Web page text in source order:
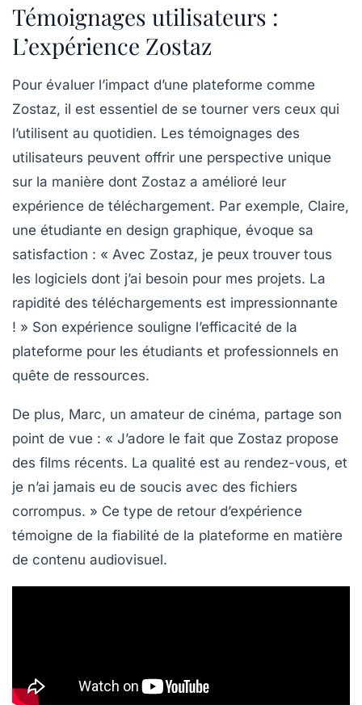
Témoignages utilisateurs :
L’expérience Zostaz
Pour évaluer l’impact d’une plateforme comme
Zostaz, il est essentiel de se tourner vers ceux qui
l’utilisent au quotidien. Les témoignages des
utilisateurs peuvent offrir une perspective unique
sur la manière dont Zostaz a amélioré leur
expérience de téléchargement. Par exemple, Claire,
une étudiante en design graphique, évoque sa
satisfaction : « Avec Zostaz, je peux trouver tous
les logiciels dont j’ai besoin pour mes projets. La
rapidité des téléchargements est impressionnante
! » Son expérience souligne l’efficacité de la
plateforme pour les étudiants et professionnels en
quête de ressources.
De plus, Marc, un amateur de cinéma, partage son
point de vue : « J’adore le fait que Zostaz propose
des films récents. La qualité est au rendez-vous, et
je n’ai jamais eu de soucis avec des fichiers
corrompus. » Ce type de retour d’expérience
témoigne de la fiabilité de la plateforme en matière
de contenu audiovisuel.